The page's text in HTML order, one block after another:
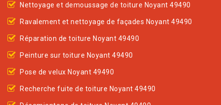
Nettoyage et demoussage de toiture Noyant 49490
Ravalement et nettoyage de façades Noyant 49490
Réparation de toiture Noyant 49490
Peinture sur toiture Noyant 49490
Pose de velux Noyant 49490
Recherche fuite de toiture Noyant 49490